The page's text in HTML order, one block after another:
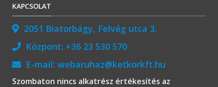
KAPCSOLAT
2051 Biatorbágy, Felvég utca 3.
Központ: +36 23 530 570
E-mail: webaruhaz@ketkorkft.hu
Szombaton nincs alkatrész értékesítés az